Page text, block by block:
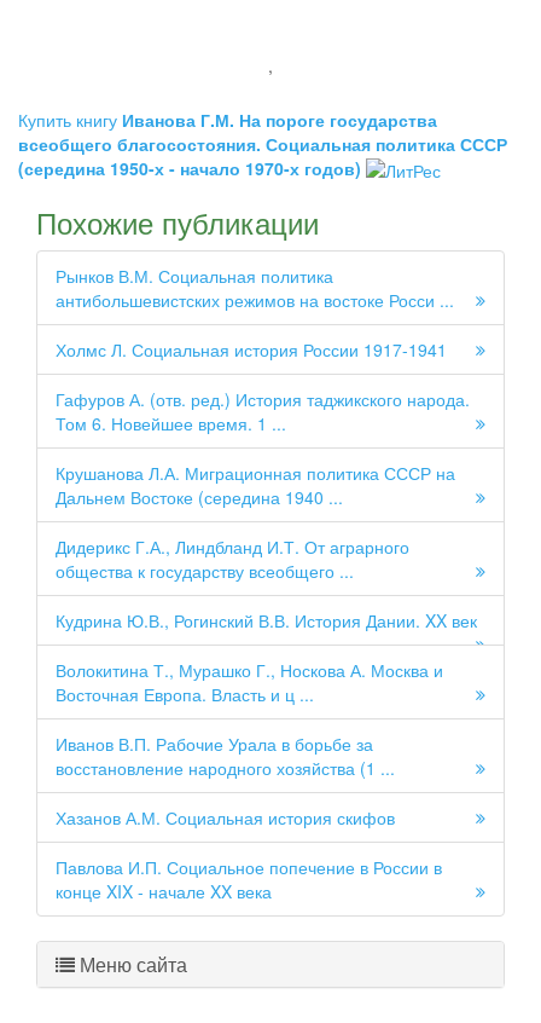
,
Купить книгу Иванова Г.М. На пороге государства
всеобщего благосостояния. Социальная политика СССР
(середина 1950-х - начало 1970-х годов)
Похожие публикации
Рынков В.М. Социальная политика
антибольшевистских режимов на востоке Росси ...
Холмс Л. Социальная история России 1917-1941
Гафуров А. (отв. ред.) История таджикского народа.
Том 6. Новейшее время. 1 ...
Крушанова Л.А. Миграционная политика СССР на
Дальнем Востоке (середина 1940 ...
Дидерикс Г.А., Линдбланд И.Т. От аграрного
общества к государству всеобщего ...
Кудрина Ю.В., Рогинский В.В. История Дании. XX век
Волокитина Т., Мурашко Г., Носкова А. Москва и
Восточная Европа. Власть и ц ...
Иванов В.П. Рабочие Урала в борьбе за
восстановление народного хозяйства (1 ...
Хазанов А.М. Социальная история скифов
Павлова И.П. Социальное попечение в России в
конце XIX - начале XX века
Меню сайта